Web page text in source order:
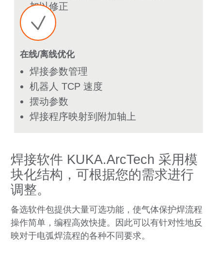
加以修正
在线/离线优化
焊接参数管理
机器人 TCP 速度
摆动参数
焊接程序映射到附加轴上
焊接软件 KUKA.ArcTech 采用模
块化结构，可根据您的需求进行
调整。
备选软件包提供大量可选功能，使气体保护焊流程
操作简单，编程高效快捷。因此可以有针对性地反
映对于电弧焊流程的各种不同要求。